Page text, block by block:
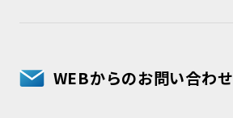
WEBからのお問い合わせ